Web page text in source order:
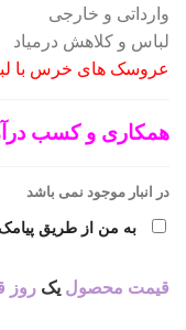
وارداتی و خارجی
لباس و کلاهش درمیاد
عروسک های خرس با
همکاری و کسب
در انبار موجود نمی باشد
به من از طریق پیامک
قیمت محصول یک روز